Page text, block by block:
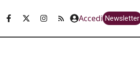
Accedi Newsletter